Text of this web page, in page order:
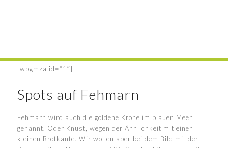
[wpgmza id=“1″]
Spots auf Fehmarn
Fehmarn wird auch die goldene Krone im blauen Meer
genannt. Oder Knust, wegen der Ähnlichkeit mit einer
kleinen Brotkante. Wir wollen aber bei dem Bild mit der